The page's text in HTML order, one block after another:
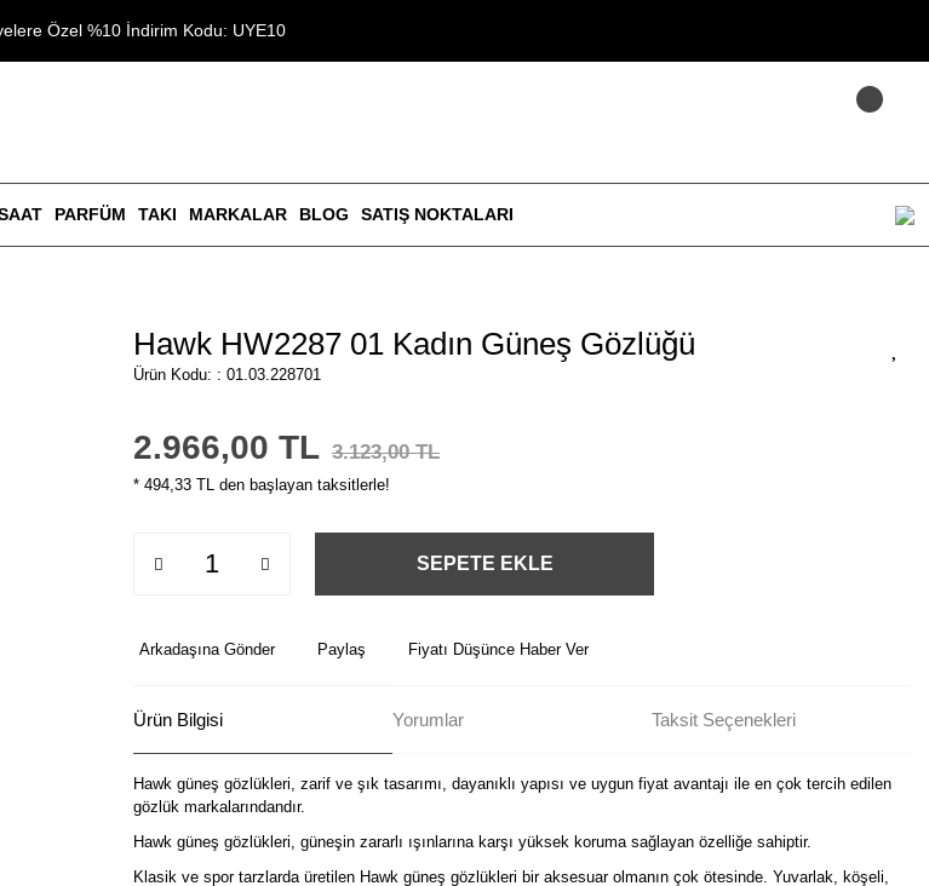
Özel %10 İndirim Kodu: UYE10
PARFÜM TAKI MARKALAR BLOG SATIŞ NOKTALARI
Hawk HW2287 01 Kadın Güneş Gözlüğü
Ürün Kodu: : 01.03.228701
2.966,00 TL 3.123,00 TL
* 494,33 TL den başlayan taksitlerle!
SEPETE EKLE
Arkadaşına Gönder Paylaş Fiyatı Düşünce Haber Ver
Ürün Bilgisi Yorumlar Taksit Seçenekleri
Hawk güneş gözlükleri, zarif ve şık tasarımı, dayanıklı yapısı ve uygun fiyat avantajı ile en çok tercih edilen
gözlük markalarındandır.
Hawk güneş gözlükleri, güneşin zararlı ışınlarına karşı yüksek koruma sağlayan özelliğe sahiptir.
Klasik ve spor tarzlarda üretilen Hawk güneş gözlükleri bir aksesuar olmanın çok ötesinde. Yuvarlak, köşeli,